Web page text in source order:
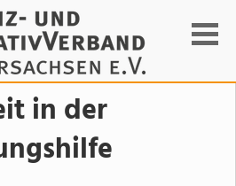
Suchen
in der